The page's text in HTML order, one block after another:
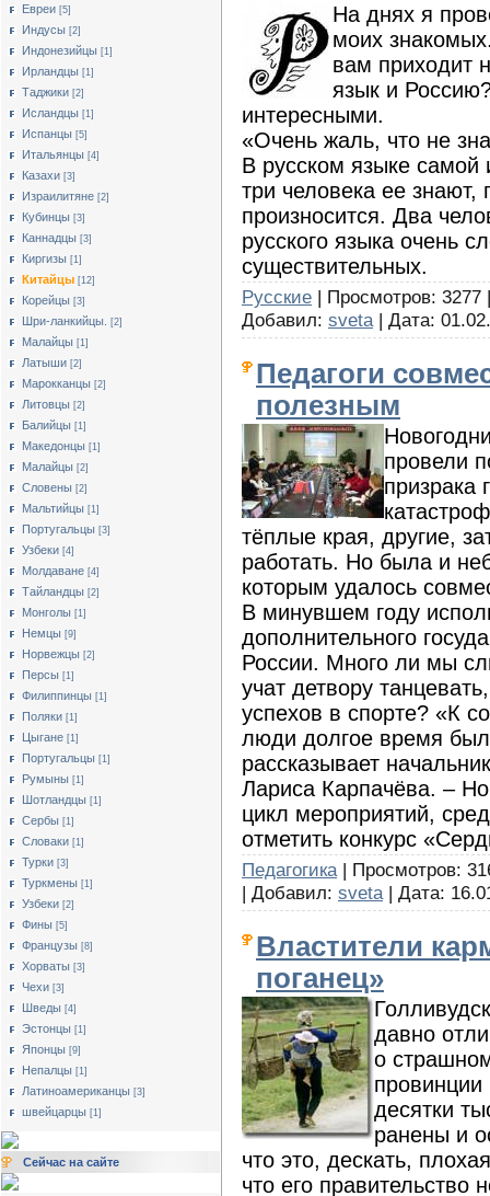
Евреи [5]
Индусы [2]
Индонезийцы [1]
Ирландцы [1]
Таджики [2]
Исландцы [1]
Испанцы [5]
Итальянцы [4]
Казахи [3]
Израилитяне [2]
Кубинцы [3]
Каннадцы [3]
Киргизы [1]
Китайцы [12]
Корейцы [3]
Шри-ланкийцы. [2]
Малайцы [1]
Латыши [2]
Марокканцы [2]
Литовцы [2]
Балийцы [1]
Македонцы [1]
Малайцы [2]
Словены [2]
Мальтийцы [1]
Португальцы [3]
Узбеки [4]
Молдаване [4]
Тайландцы [2]
Монголы [1]
Немцы [9]
Норвежцы [2]
Персы [1]
Филиппинцы [1]
Поляки [1]
Цыгане [1]
Португальцы [1]
Румыны [1]
Шотландцы [1]
Сербы [1]
Словаки [1]
Турки [3]
Туркмены [1]
Узбеки [2]
Фины [5]
Французы [8]
Хорваты [3]
Чехи [3]
Шведы [4]
Эстонцы [1]
Японцы [9]
Непалцы [1]
Латиноамериканцы [3]
швейцарцы [1]
Сейчас на сайте
На днях я
моих
вам приходит
язык и
интересными.
«Очень жаль, что не
В русском языке самой
три человека ее знают,
произносится. Два
русского языка очень
существительных.
Русские | Просмотров: 3277
Добавил: sveta | Дата:
Педагоги
полезным
провели
призрака
тёплые края, другие,
работать. Но была и
которым удалось
В минувшем году
дополнительного
России. Много ли мы
учат детвору
успехов в спорте? «К
люди долгое время
рассказывает
Лариса Карпачёва. –
цикл мероприятий,
отметить конкурс
Педагогика | Просмотров:
| Добавил: sveta | Дата:
Властители
поганец»
давно
о
провинции
десятки
ранены и
что это, дескать,
что его